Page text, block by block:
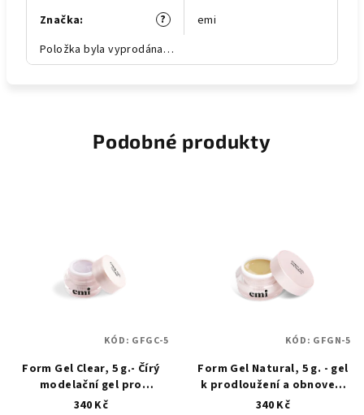
?
Značka:
emi
Položka byla vyprodána…
Podobné produkty
Form Gel Clear, 5 g.- Čírý
modelační gel pro
prodloužení na šablonách
340 Kč
KÓD: GFGC-5
Form Gel Natural, 5 g. - gel
k prodloužení a obnovení
volného okraje
340 Kč
KÓD: GFGN-5